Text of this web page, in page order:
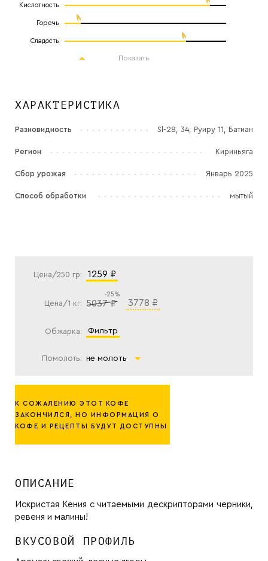
ХАРАКТЕРИСТИКА
Разновидность Sl-28, 34, Руиру 11, Батиан
Регион Кириньяга
Сбор урожая Январь 2025
Способ обработки мытый
Кислотность
Горечь
Сладость
Показать
ОПИСАНИЕ
Искристая Кения с читаемыми дескрипторами черники,
ревеня и малины!
ВКУСОВОЙ ПРОФИЛЬ
Цена/250 гр: 1259 ₽
Цена/1 кг: 5037 ₽
-25%
3778 ₽
Обжарка: фильтр
Помолоть: не молоть
К СОЖАЛЕНИЮ ЭТОТ КОФЕ
ЗАКОНЧИЛСЯ, НО ИНФОРМАЦИЯ О
КОФЕ И РЕЦЕПТЫ БУДУТ ДОСТУПНЫ